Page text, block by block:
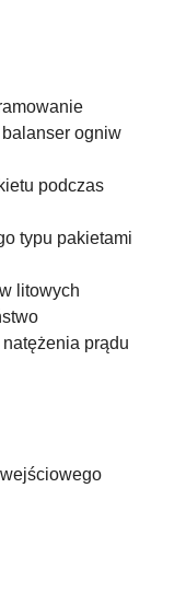
ogniw
podczas
typu pakietami
litowych
prądu